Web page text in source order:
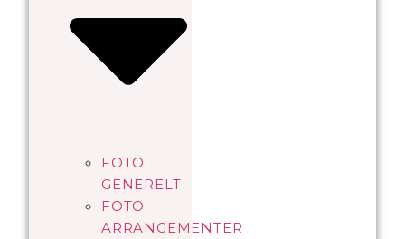
FOTO
GENERELT
FOTO
ARRANGEMENTER